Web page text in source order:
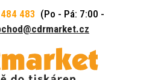
483 (Po - Pá: 7:00 -